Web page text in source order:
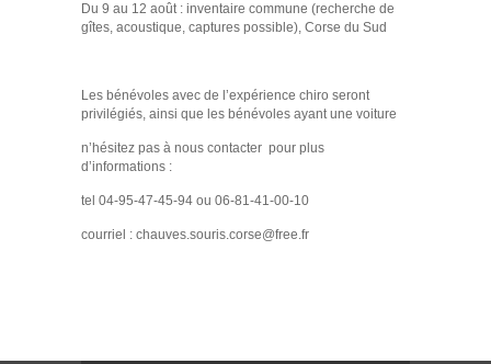
Du 9 au 12 août : inventaire commune (recherche de
gîtes, acoustique, captures possible), Corse du Sud
Les bénévoles avec de l’expérience chiro seront
privilégiés, ainsi que les bénévoles ayant une voiture
n’hésitez pas à nous contacter pour plus
d’informations :
tel 04-95-47-45-94 ou 06-81-41-00-10
courriel : chauves.souris.corse@free.fr